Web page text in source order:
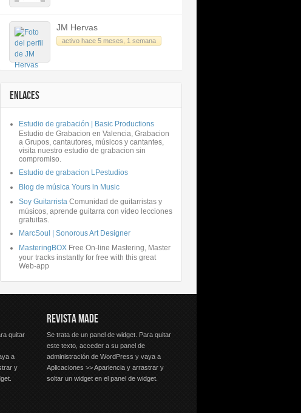
JM Hervas
activo hace 5 meses, 1 semana
ENLACES
Estudio de grabación | Basic Productions
Estudio de Grabacion en Valencia, Grabacion
a Grupos, cantautores, músicos y cantantes,
visita nuestro estudio de grabacion sin
compromiso.
Estudio de grabacion LPestudios
Blog de música Yours in Music
Soy Guitarrista Comunidad de guitarristas y
músicos, aprende guitarra con vídeo lecciones
gratuitas.
MarcSoul | Sonorous Art Designer
MasteringBOX Free On-line Mastering, Master
your tracks instantly for free with this great
Web-app
quitar
a
y
REVISTA MADE
Se trata de un panel de widget. Para quitar
este texto, acceder a su panel de
administración de WordPress y vaya a
Aplicaciones >> Apariencia y arrastrar y
soltar un widget en el panel de widget.